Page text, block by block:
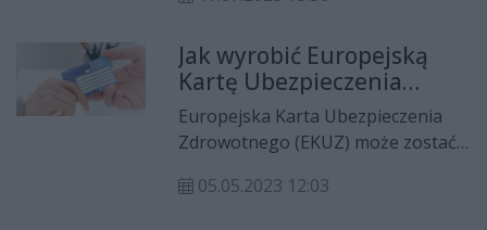
tym w szpitalu w Kozienicach mówił
minister zdrowia Adam Niedzielski.
Jak wyrobić Europejską
Kartę Ubezpieczenia
Zdrowotnego?
Europejska Karta Ubezpieczenia
Zdrowotnego (EKUZ) może zostać
zgłoszonym do ubezpieczenia
05.05.2023 12:03